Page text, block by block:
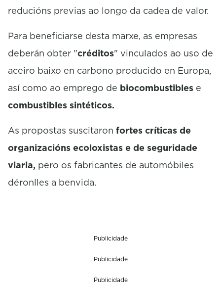
reducións previas ao longo da cadea de valor.
Para beneficiarse desta marxe, as empresas
deberán obter "créditos" vinculados ao uso de
aceiro baixo en carbono producido en Europa,
así como ao emprego de biocombustibles e
combustibles sintéticos.
As propostas suscitaron fortes críticas de
organizacións ecoloxistas e de seguridade
viaria, pero os fabricantes de automóbiles
déronlles a benvida.
Publicidade
Publicidade
Publicidade